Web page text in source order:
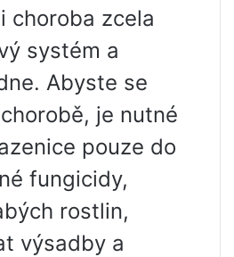
choroba zcela
systém a
Abyste se
je nutné
pouze do
fungicidy,
rostlin,
výsadby a